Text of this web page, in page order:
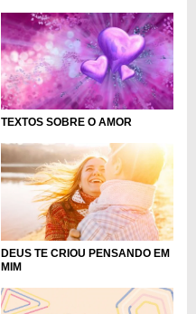
TEXTOS SOBRE O AMOR
DEUS TE CRIOU PENSANDO EM
MIM